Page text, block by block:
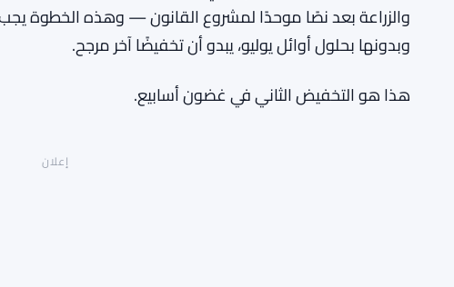
والزراعة بعد نصًا موحدًا لمشروع القانون — وهذه الخطوة
وبدونها بحلول أوائل يوليو، يبدو أن تخفيضًا آخر مرجح.
هذا هو التخفيض الثاني في غضون أسابيع.
إعلان